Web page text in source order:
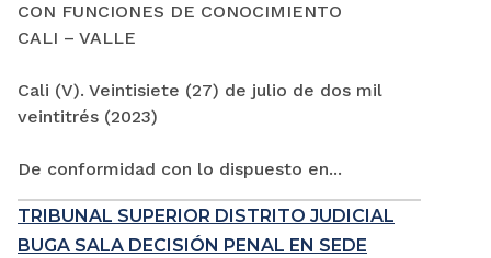
CON FUNCIONES DE CONOCIMIENTO
CALI – VALLE
Cali (V). Veintisiete (27) de julio de dos mil
veintitrés (2023)
De conformidad con lo dispuesto en...
TRIBUNAL SUPERIOR DISTRITO JUDICIAL
BUGA SALA DECISIÓN PENAL EN SEDE